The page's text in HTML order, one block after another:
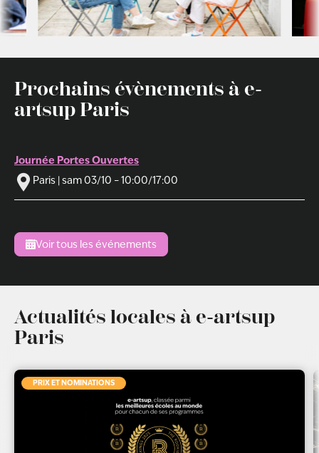
Prochains évènements à e-
artsup Paris
Journée Portes Ouvertes
Paris | sam 03/10 – 10:00/17:00
Voir tous les événements
Actualités locales à e-artsup
Paris
PRIX ET NOMINATIONS